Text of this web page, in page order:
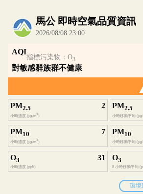
內嵌空氣品質小工具為視覺